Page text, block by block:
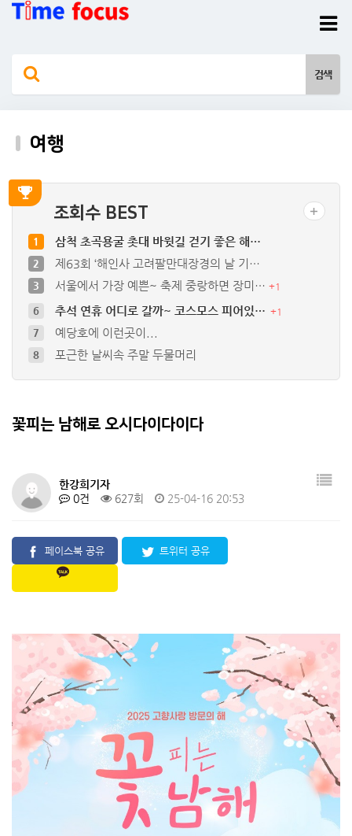
여행
조회수 BEST
6 추석 연휴 어디로 갈까~ 코스모스 피어있… 1
7 예당호에 이런곳이...
8 포근한 날씨속 주말 두물머리
4 청도군, 이달 8일 '청도읍성예술제·대한…
1 삼척 초곡용굴 촛대 바윗길 걷기 좋은 해…
2 제63회 ‘해인사 고려팔만대장경의 날 기…
3 서울에서 가장 예쁜~ 축제 중랑하면 장미… +1
꽃피는 남해로 오시다이다이다
한강희기자
0건
627회 25-04-16 20:53
페이스북 공유 트위터 공유